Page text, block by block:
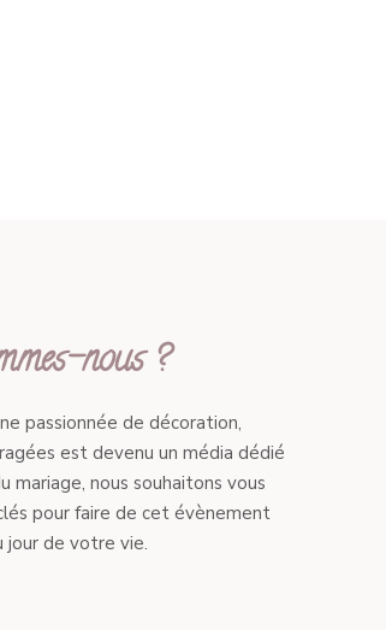
nous ?
passionnée de décoration,
est devenu un média dédié
mariage, nous souhaitons vous
pour faire de cet évènement
jour de votre vie.